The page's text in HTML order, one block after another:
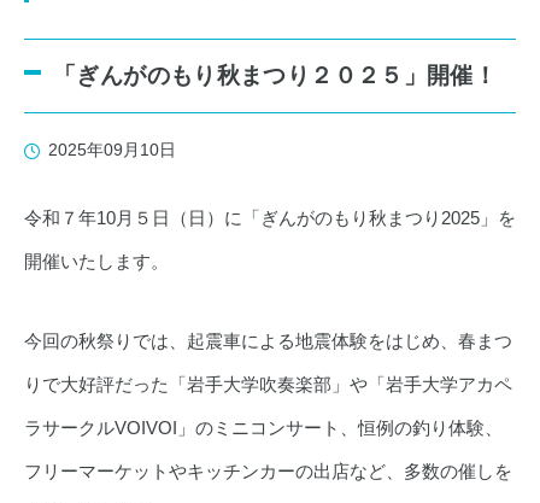
「ぎんがのもり秋まつり２０２５」開催！
2025年09月10日
令和７年10月５日（日）に「ぎんがのもり秋まつり2025」を
開催いたします。
今回の秋祭りでは、起震車による地震体験をはじめ、春まつ
りで大好評だった「岩手大学吹奏楽部」や「岩手大学アカペ
ラサークルVOIVOI」のミニコンサート、恒例の釣り体験、
フリーマーケットやキッチンカーの出店など、多数の催しを